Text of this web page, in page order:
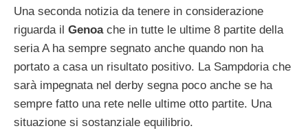
Una seconda notizia da tenere in considerazione
riguarda il Genoache in tutte le ultime 8 partite della
seria A ha sempre segnato anche quando non ha
portato a casa un risultato positivo. La Sampdoria che
sarà impegnata nel derby segna poco anche se ha
sempre fatto una rete nelle ultime otto partite. Una
situazione si sostanziale equilibrio.